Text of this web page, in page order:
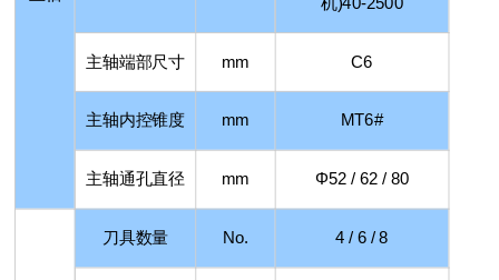
主轴端部尺寸 mm C6
主轴内控锥度 mm MT6#
主轴通孔直径 mm Φ52 / 62 / 80
刀具数量 No. 4 / 6 / 8